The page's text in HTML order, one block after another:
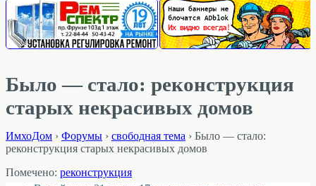
Было — стало: реконструкция
старых некрасивых домов
ИмхоДом › Форумы › свободная тема › Было — стало:
реконструкция старых некрасивых домов
Помечено: реконструкция